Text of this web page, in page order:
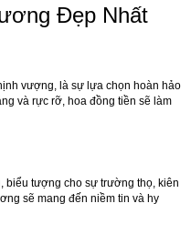
Đẹp Nhất
vượng, là sự lựa chọn hoàn hảo
và rực rỡ, hoa đồng tiền sẽ làm
biểu tượng cho sự trường thọ, kiên
sẽ mang đến niềm tin và hy